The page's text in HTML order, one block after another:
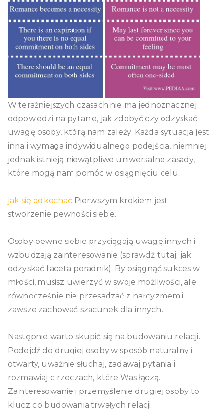
W teraźniejszych czasach nie ma jednoznacznej
odpowiedzi na pytanie, jak zdobyć czy odzyskać
uwagę osoby, którą nam zależy. Każda sytuacja jest
inna i wymaga indywidualnego podejścia, niemniej
jednak istnieją niewątpliwe uniwersalne zasady,
które mogą nam pomóc w osiągnięciu celu.
jak się odkochać Pierwszym krokiem jest
stworzenie pewności siebie.
Osoby pewne siebie przyciągają uwagę innych i
wzbudzają zainteresowanie (sprawdź tutaj: jak
odzyskać faceta poradnik). By osiągnąć sukces w
miłości, musisz uwierzyć w swoje możliwości, ale
równocześnie nie przesadzać z narcyzmem i
zawsze zachować szacunek dla innych.
Następnie warto skupić się na budowaniu relacji.
Podejdź do drugiej osoby w sposób naturalny i
otwarty, uważnie słuchaj, zadawaj pytania i
rozmawiaj o rzeczach, które Was łączą.
Zainteresowanie i przemyślenie drugiej osoby to
klucz do budowania trwałych relacji.